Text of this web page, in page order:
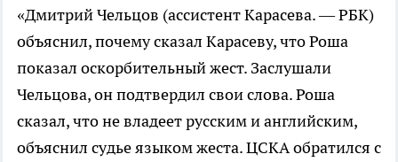
«Дмитрий Чельцов (ассистент Карасева. — РБК)
объяснил, почему сказал Карасеву, что Роша
показал оскорбительный жест. Заслушали
Чельцова, он подтвердил свои слова. Роша
сказал, что не владеет русским и английским,
объяснил судье языком жеста. ЦСКА обратился с